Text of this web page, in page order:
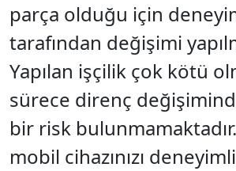
parça olduğu için
tarafından değişimi
Yapılan işçilik çok kötü
sürece direnç
bir risk
mobil cihazınızı